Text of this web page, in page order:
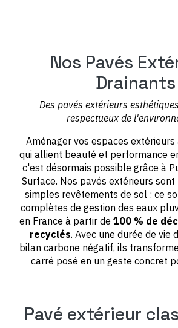
Nos Pavés
Drainants
Des pavés extérieurs
respectueux de
Aménager vos espaces extérieurs
qui allient beauté et performance
c'est désormais possible grâce à
Surface. Nos pavés extérieurs
simples revêtements de sol : ce
complètes de gestion des eaux
en France à partir de 100 % de
recyclés. Avec une durée de vie
bilan carbone négatif, ils
carré posé en un geste concret
Pavé extérieur